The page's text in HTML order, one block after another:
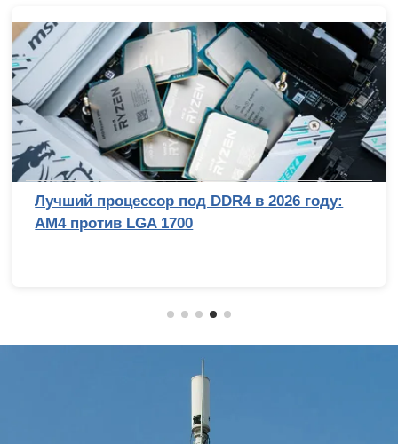
Лучший процессор под DDR4 в 2026 году:
AM4 против LGA 1700